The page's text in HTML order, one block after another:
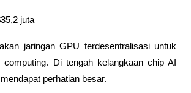
juta
jaringan GPU terdesentralisasi untuk
computing. Di tengah kelangkaan chip AI
perhatian besar.